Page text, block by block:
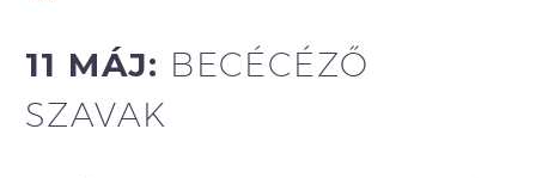
11 MÁJ: BECÉCÉZŐ
SZAVAK